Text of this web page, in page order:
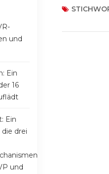
eine höhere
Tag zu Tag
Kurzvideos
und
Ein
16
Ein
drei
und